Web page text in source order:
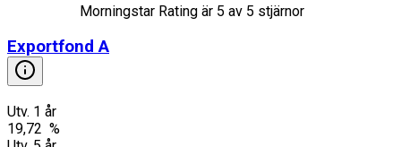
Morningstar Rating är 5 av 5 stjärnor
Exportfond A
Utv. 1 år
19,72 %